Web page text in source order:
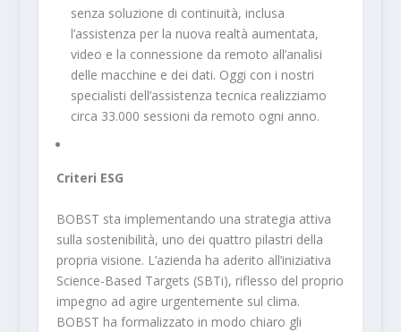
senza soluzione di continuità, inclusa
l’assistenza per la nuova realtà aumentata,
video e la connessione da remoto all’analisi
delle macchine e dei dati. Oggi con i nostri
specialisti dell’assistenza tecnica realizziamo
circa 33.000 sessioni da remoto ogni anno.
Criteri ESG
BOBST sta implementando una strategia attiva
sulla sostenibilità, uno dei quattro pilastri della
propria visione. L’azienda ha aderito all’iniziativa
Science-Based Targets (SBTi), riflesso del proprio
impegno ad agire urgentemente sul clima.
BOBST ha formalizzato in modo chiaro gli